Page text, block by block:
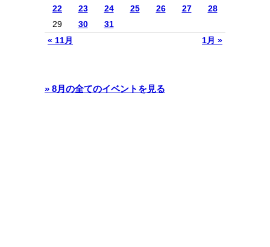
« 11月 1月 »
22
23 24 25 26 27
28
29
30 31
» 8月の全てのイベントを見る